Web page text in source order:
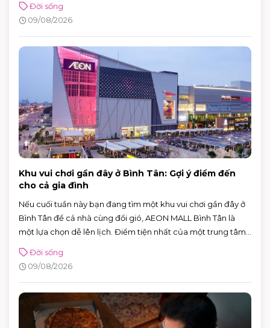
nhưng nếu để sát ngày khai giảng mới chuẩn bị, việc mua
sắm rất dễ trở nên vội vàng, thiếu món này, dư món kia.
Đời sống
09/08/2026
Khu vui chơi gần đây ở Bình Tân: Gợi ý điểm đến
cho cả gia đình
Nếu cuối tuần này bạn đang tìm một khu vui chơi gần đây ở
Bình Tân để cả nhà cùng đổi gió, AEON MALL Bình Tân là
một lựa chọn dễ lên lịch. Điểm tiện nhất của một trung tâm
em có khu vui chơi trong nhà, người lớn có thể xem phim, ăn
uống, mua sắm hoặc ngồi cà phê nghỉ chân. Chỉ cần sắp
không bị quá tải.
Đời sống
09/08/2026